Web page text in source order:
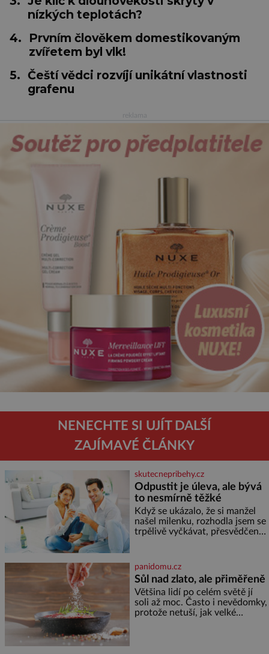
nízkých teplotách?
4.
Prvním člověkem domestikovaným
zvířetem byl vlk!
5. Čeští vědci rozvíjí unikátní vlastnosti
grafenu
NENECHTE SI UJÍT DALŠÍ
ZAJÍMAVÉ ČLÁNKY
skutecnepribehy.cz
Odpustit je úleva, ale bývá
to nesmírně těžké
Když se ukázalo, že si manžel
našel milenku, rozhodla jsem se
trpělivě vyčkávat, přesvědčena,
nejtěžších věcí na světě. Ale
každý, kdo s tím má nějaké
zkušenosti, se zapřísahá, že
pokud odpustíte, znatelně se
vám uleví. Když se ke mně
doneslo, že si manžel pořídil
panidomu.cz
Sůl nad zlato, ale přiměřeně
Většina lidí po celém světě jí
soli až moc. Často i nevědomky,
protože netuší, jak velké